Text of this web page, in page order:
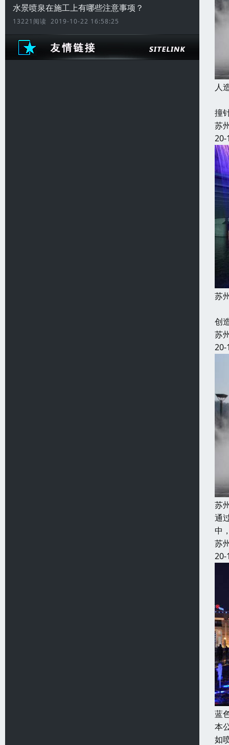
水景喷泉在施工上有哪些注意事项？
13221阅读 2019-10-22 16:58:25
人
撞
苏
20-
苏
创
苏
20-
苏
通
中
苏
20-
蓝
本
如